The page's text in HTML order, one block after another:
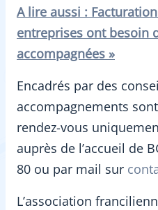
A lire aussi :
entreprises ont besoin
accompagnées »
Encadrés par des
accompagnements
rendez-vous
auprès de l’accueil de
80 ou par mail sur
L’association